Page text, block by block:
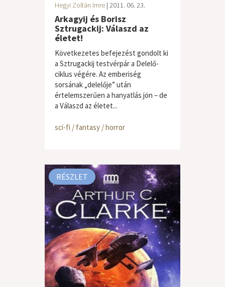
Hegyi Zoltán Imre | 2011. 06. 23.
Arkagyij és Borisz
Sztrugackij: Válaszd az
életet!
Következetes befejezést gondolt ki
a Sztrugackij testvérpár a Delelő-
ciklus végére. Az emberiség
sorsának „delelője” után
értelemszerűen a hanyatlás jön – de
a Válaszd az életet...
sci-fi / fantasy / horror
RÉSZLET